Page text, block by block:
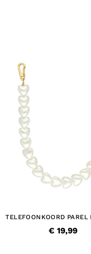
TELEFOONKOORD PAREL
€ 19,99